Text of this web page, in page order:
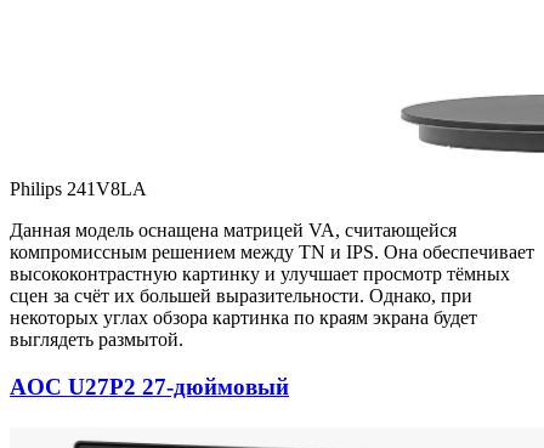
Philips 241V8LA
Данная модель оснащена матрицей VA, считающейся
компромиссным решением между TN и IPS. Она обеспечивает
высококонтрастную картинку и улучшает просмотр тёмных
сцен за счёт их большей выразительности. Однако, при
некоторых углах обзора картинка по краям экрана будет
выглядеть размытой.
AOC U27P2 27-дюймовый